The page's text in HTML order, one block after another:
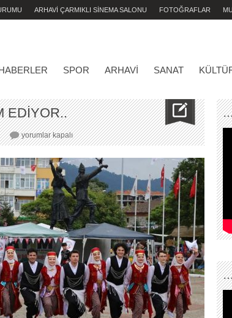
ARHAVİ ÇARMIKLI SİNEMA SALONU FOTOĞRAFLAR
SPOR ARHAVI SANAT
EDİYOR..
ARHAVİ
FESTİVALİ
DEVAM
EDİYOR..
için
yorumlar kapalı